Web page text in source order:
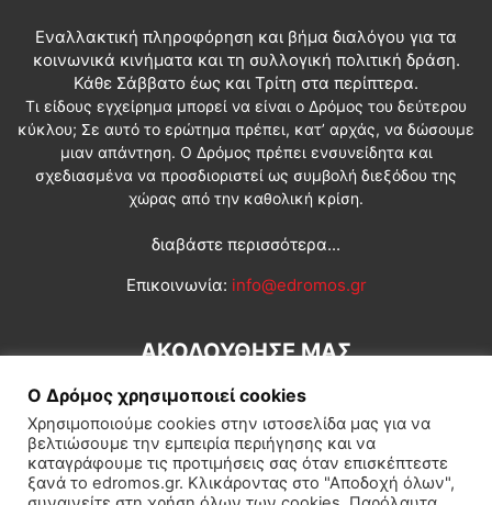
Εναλλακτική πληροφόρηση και βήμα διαλόγου για τα
κοινωνικά κινήματα και τη συλλογική πολιτική δράση.
Κάθε Σάββατο έως και Τρίτη στα περίπτερα.
Τι είδους εγχείρημα μπορεί να είναι ο Δρόμος του δεύτερου
κύκλου; Σε αυτό το ερώτημα πρέπει, κατ’ αρχάς, να δώσουμε
μιαν απάντηση. Ο Δρόμος πρέπει ενσυνείδητα και
σχεδιασμένα να προσδιοριστεί ως συμβολή διεξόδου της
χώρας από την καθολική κρίση.
διαβάστε περισσότερα...
Επικοινωνία: info@edromos.gr
ΑΚΟΛΟΥΘΗΣΕ ΜΑΣ
Ο Δρόμος χρησιμοποιεί cookies
Χρησιμοποιούμε cookies στην ιστοσελίδα μας για να
βελτιώσουμε την εμπειρία περιήγησης και να
καταγράφουμε τις προτιμήσεις σας όταν επισκέπτεστε
ξανά το edromos.gr. Κλικάροντας στο "Αποδοχή όλων",